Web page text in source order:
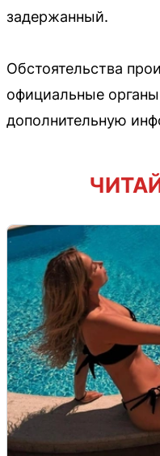
задержанный.
Обстоятельства
официальные
дополнительную